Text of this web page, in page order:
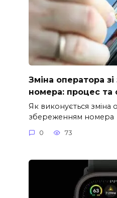
Зміна оператора
номера: процес та
Як виконується зміна
збереженням номера
0 73